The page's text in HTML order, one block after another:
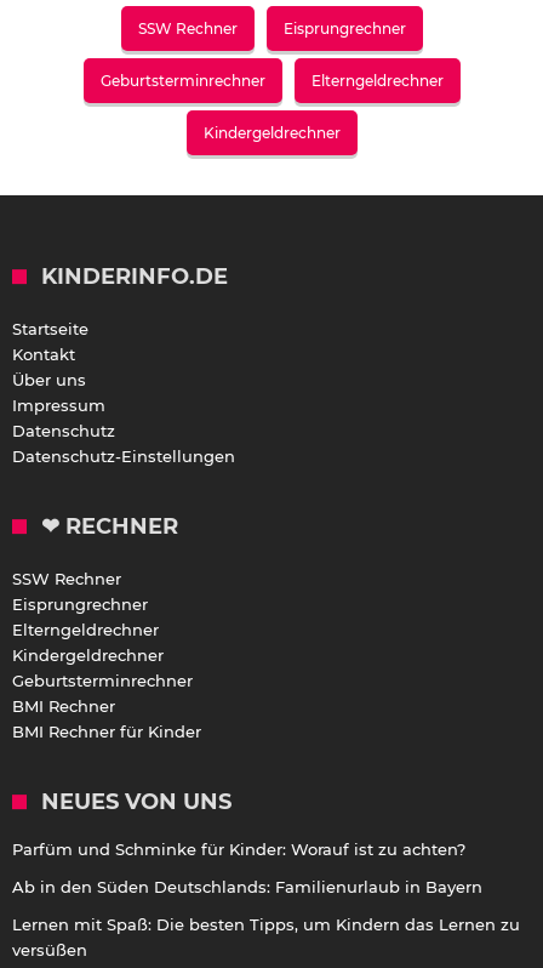
SSW Rechner Eisprungrechner
Geburtsterminrechner Elterngeldrechner
Kindergeldrechner
KINDERINFO.DE
Startseite
Kontakt
Über uns
Impressum
Datenschutz
Datenschutz-Einstellungen
❤ RECHNER
SSW Rechner
Eisprungrechner
Elterngeldrechner
Kindergeldrechner
Geburtsterminrechner
BMI Rechner
BMI Rechner für Kinder
NEUES VON UNS
Parfüm und Schminke für Kinder: Worauf ist zu achten?
Ab in den Süden Deutschlands: Familienurlaub in Bayern
Lernen mit Spaß: Die besten Tipps, um Kindern das Lernen zu
versüßen